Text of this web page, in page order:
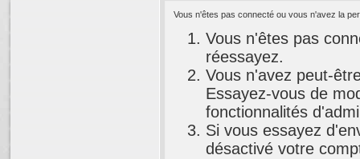
Vous n'êtes pas connecté ou vous n'avez la
Vous n'êtes pas
réessayez.
Vous n'avez peut-
Essayez-vous de
fonctionnalités
Si vous essayez
désactivé votre